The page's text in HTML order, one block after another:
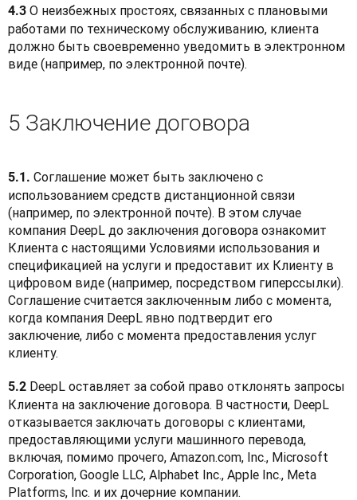
4.3 О неизбежных простоях, связанных с плановыми
работами по техническому обслуживанию, клиента
должно быть своевременно уведомить в электронном
виде (например, по электронной почте).
5 Заключение договора
5.1. Соглашение может быть заключено с
использованием средств дистанционной связи
(например, по электронной почте). В этом случае
компания DeepL до заключения договора ознакомит
Клиента с настоящими Условиями использования и
спецификацией на услуги и предоставит их Клиенту в
цифровом виде (например, посредством гиперссылки).
Соглашение считается заключенным либо с момента,
когда компания DeepL явно подтвердит его
заключение, либо с момента предоставления услуг
клиенту.
5.2 DeepL оставляет за собой право отклонять запросы
Клиента на заключение договора. В частности, DeepL
отказывается заключать договоры с клиентами,
предоставляющими услуги машинного перевода,
включая, помимо прочего, Amazon.com, Inc., Microsoft
Corporation, Google LLC, Alphabet Inc., Apple Inc., Meta
Platforms, Inc. и их дочерние компании.